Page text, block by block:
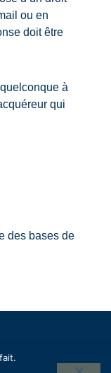
ou en
doit être
à
qui
des bases de